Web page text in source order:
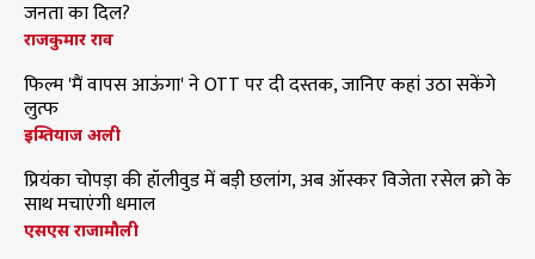
जनता का दिल?
राजकुमार राव
फिल्म 'मैं वापस आऊंगा' ने OTT पर दी दस्तक, जानिए कहां उठा सकेंगे
लुत्फ
इम्तियाज अली
प्रियंका चोपड़ा की हॉलीवुड में बड़ी छलांग, अब ऑस्कर विजेता रसेल क्रो के
साथ मचाएंगी धमाल
एसएस राजामौली